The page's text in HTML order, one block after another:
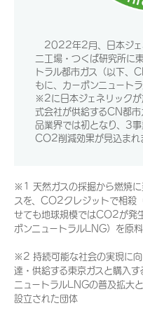
2022年2月、日本ジェ
二工場・つくば研究所に
トラル都市ガス（以下、
もに、カーボンニュート
※2に日本ジェネリックが
式会社が供給するCN都
品業界では初となり、3
CO2削減効果が見込まれ
※1 天然ガスの採掘から燃焼
スを、CO2クレジットで相殺
せても地球規模ではCO2が発
ボンニュートラルLNG）を原
※2 持続可能な社会の実現に向
達・供給する東京ガスと購入
ニュートラルLNGの普及拡大
設立された団体